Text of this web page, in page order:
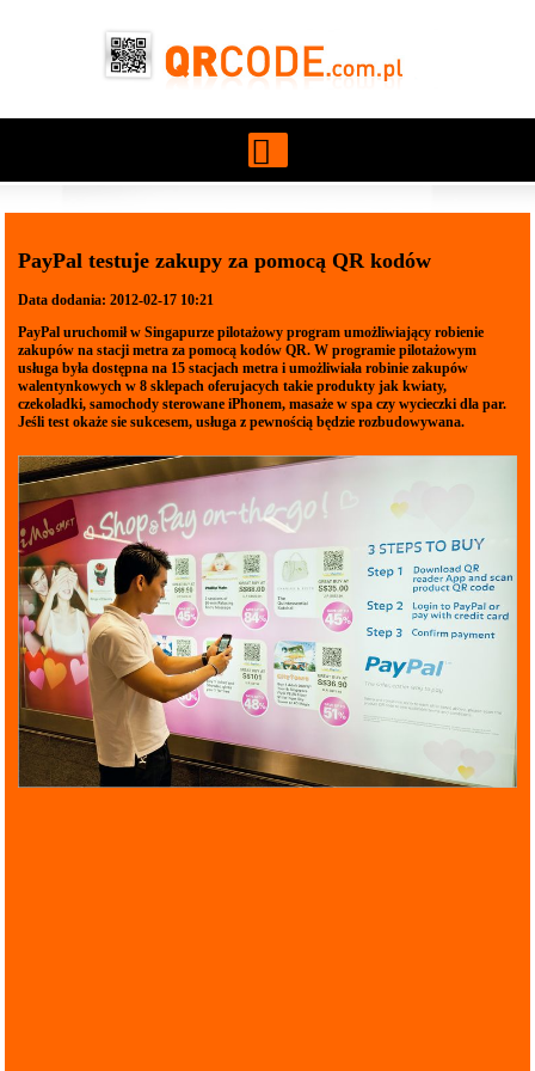
PayPal testuje zakupy za pomocą QR kodów
Data dodania: 2012-02-17 10:21
PayPal uruchomił w Singapurze pilotażowy program umożliwiający robienie
zakupów na stacji metra za pomocą kodów QR. W programie pilotażowym
usługa była dostępna na 15 stacjach metra i umożliwiała robinie zakupów
walentynkowych w 8 sklepach oferujacych takie produkty jak kwiaty,
czekoladki, samochody sterowane iPhonem, masaże w spa czy wycieczki dla par.
Jeśli test okaże sie sukcesem, usługa z pewnością będzie rozbudowywana.